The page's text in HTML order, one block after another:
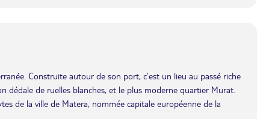
Construite autour de son port, c’est un lieu au passé riche
dédale de ruelles blanches, et le plus moderne quartier Murat.
de la ville de Matera, nommée capitale européenne de la